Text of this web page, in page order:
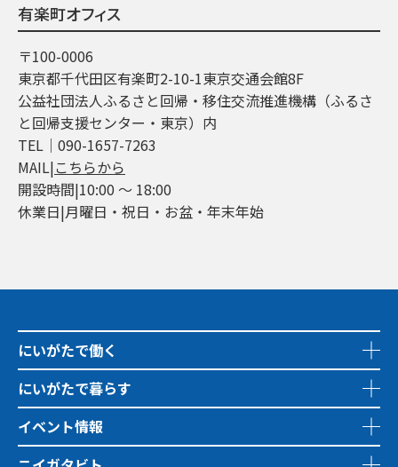
有楽町オフィス
〒100-0006
東京都千代田区有楽町2-10-1東京交通会館8F
公益社団法人ふるさと回帰・移住交流推進機構（ふるさ
と回帰支援センター・東京）内
TEL│090-1657-7263
MAIL|こちらから
開設時間|10:00 ～ 18:00
休業日|月曜日・祝日・お盆・年末年始
にいがたで働く
にいがたで暮らす
イベント情報